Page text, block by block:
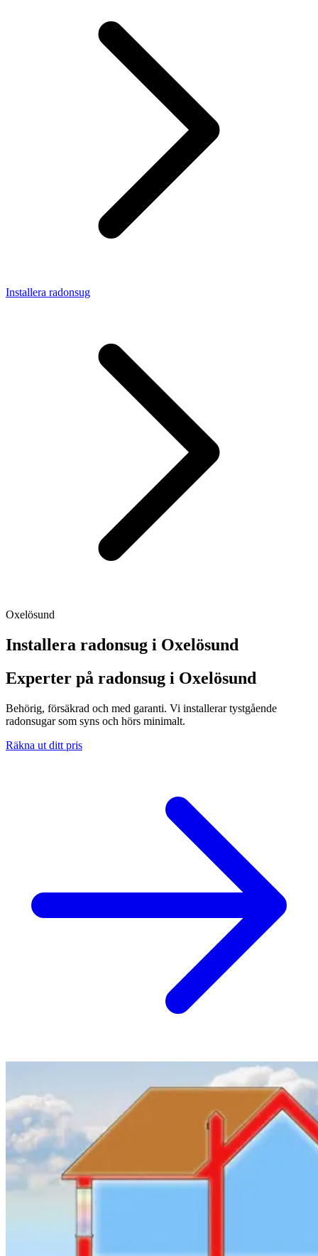
Installera radonsug
Oxelösund
Installera radonsug i Oxelösund
Experter på radonsug i Oxelösund
Behörig, försäkrad och med garanti. Vi installerar tystgående
radonsugar som syns och hörs minimalt.
Räkna ut ditt pris